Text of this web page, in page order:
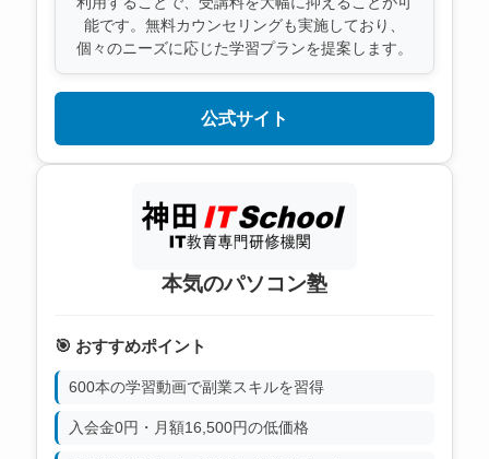
能です。無料カウンセリングも実施しており、
個々のニーズに応じた学習プランを提案します。
公式サイト
本気のパソコン塾
🎯 おすすめポイント
600本の学習動画で副業スキルを習得
入会金0円・月額16,500円の低価格